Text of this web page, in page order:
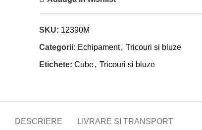
SKU: 12390M
Categorii: Echipament, Tricouri si bluze
Etichete: Cube, Tricouri si bluze
DESCRIERE LIVRARE SI TRANSPORT